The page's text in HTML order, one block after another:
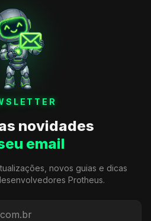
novidades
email
novos guias e dicas
Protheus.